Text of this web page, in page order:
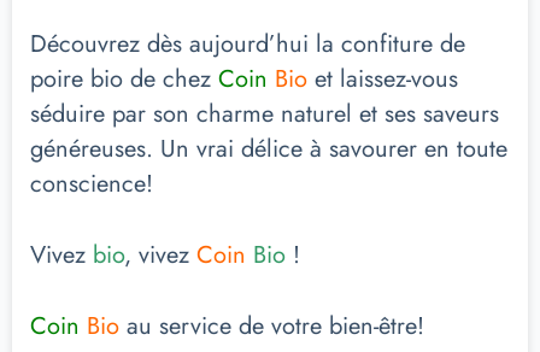
Découvrez dès aujourd’hui la confiture de
poire bio de chez Coin Bio et laissez-vous
séduire par son charme naturel et ses saveurs
généreuses. Un vrai délice à savourer en toute
conscience!
Vivez bio, vivez Coin Bio !
Coin Bio au service de votre bien-être!